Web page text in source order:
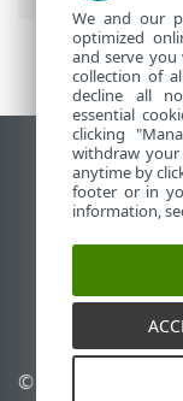
Desktop-
End of Life
ESET
ESET Status
Regionaler
© 1992 - 2026
We and our
optimized
and serve you
collection of
decline all
essential
clicking
withdraw your
anytime by
footer or in
information,